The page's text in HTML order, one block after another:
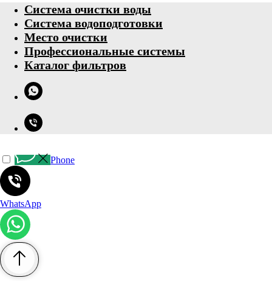
Система очистки воды
Система водоподготовки
Место очистки
Профессиональные системы
Каталог фильтров
Phone
WhatsApp